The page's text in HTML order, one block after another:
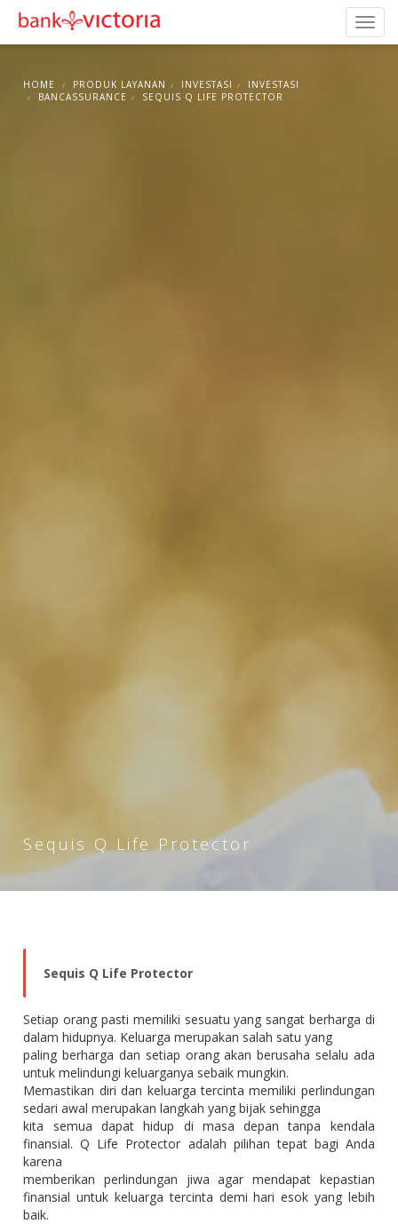
HOME PRODUK LAYANAN INVESTASI
INVESTASI
BANCASSURANCE
SEQUIS Q LIFE PROTECTOR
Sequis Q Life Protector
Sequis Q Life Protector
Setiap orang pasti memiliki sesuatu yang sangat berharga di
dalam hidupnya. Keluarga merupakan salah satu yang
paling berharga dan setiap orang akan berusaha selalu ada
untuk melindungi keluarganya sebaik mungkin.
Memastikan diri dan keluarga tercinta memiliki perlindungan
sedari awal merupakan langkah yang bijak sehingga
kita semua dapat hidup di masa depan tanpa kendala
finansial. Q Life Protector adalah pilihan tepat bagi Anda
karena
memberikan perlindungan jiwa agar mendapat kepastian
finansial untuk keluarga tercinta demi hari esok yang lebih
baik.